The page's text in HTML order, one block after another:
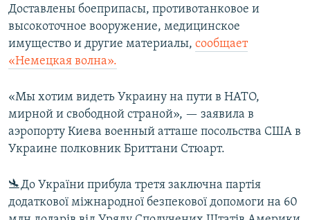
Доставлены боеприпасы, противотанковое и
высокоточное вооружение, медицинское
имущество и другие материалы, сообщает
«Немецкая волна».
«Мы хотим видеть Украину на пути в НАТО,
мирной и свободной страной», — заявила в
аэропорту Киева военный атташе посольства США в
Украине полковник Бриттани Стюарт.
🛬До України прибула третя заключна партія
додаткової міжнародної безпекової допомоги на 60